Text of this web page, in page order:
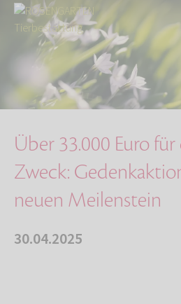
Über uns
Aktuelles
Über 33.000 Euro für den guten Zweck:
Über 33.000 Euro
Zweck:
neuen Meilenstein
30.04.2025